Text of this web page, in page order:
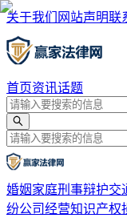
关于我们 网站声明联
首页资讯话题
婚姻家庭刑事辩护交
纷公司经营知识产权